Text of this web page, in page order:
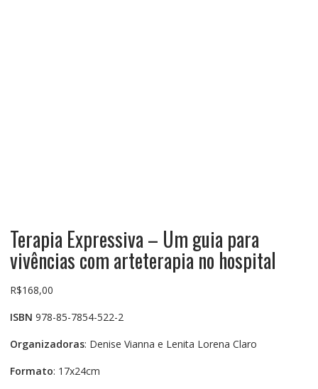
Terapia Expressiva – Um guia para
vivências com arteterapia no hospital
R$168,00
ISBN 978-85-7854-522-2
Organizadoras: Denise Vianna e Lenita Lorena Claro
Formato: 17x24cm